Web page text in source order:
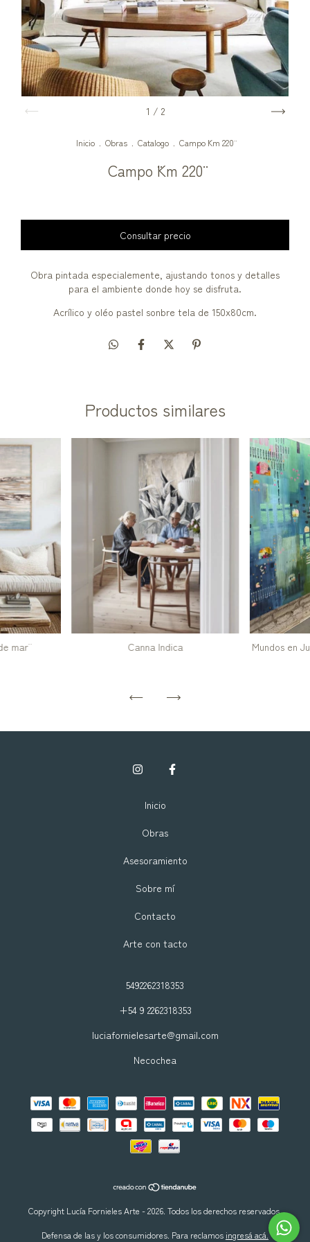
1 / 2
Inicio Obras Catalogo Campo ¨Km 220¨
Campo ¨Km 220¨
Obra pintada especialemente, ajustando tonos y detalles
para el ambiente donde hoy se disfruta.
Acrílico y oléo pastel sonbre tela de 150x80cm.
Productos similares
mar¨ Canna Indica ¨Mundos en
Inicio
Obras
Asesoramiento
Sobre mí
Contacto
Arte con tacto
5492262318353
+54 9 2262318353
luciafornielesarte@gmail.com
Necochea
Copyright Lucía Fornieles Arte - 2026. Todos los derechos reservados.
Defensa de las y los consumidores. Para reclamos ingresá acá.